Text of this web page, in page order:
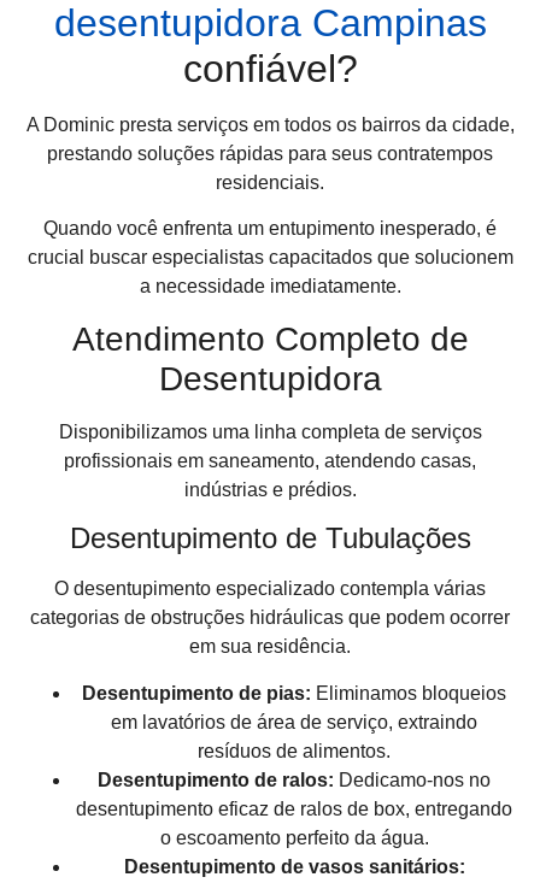
desentupidora Campinas
confiável?
A Dominic presta serviços em todos os bairros da cidade,
prestando soluções rápidas para seus contratempos
residenciais.
Quando você enfrenta um entupimento inesperado, é
crucial buscar especialistas capacitados que solucionem
a necessidade imediatamente.
Atendimento Completo de
Desentupidora
Disponibilizamos uma linha completa de serviços
profissionais em saneamento, atendendo casas,
indústrias e prédios.
Desentupimento de Tubulações
O desentupimento especializado contempla várias
categorias de obstruções hidráulicas que podem ocorrer
em sua residência.
Desentupimento de pias: Eliminamos bloqueios
em lavatórios de área de serviço, extraindo
resíduos de alimentos.
Desentupimento de ralos: Dedicamo-nos no
desentupimento eficaz de ralos de box, entregando
o escoamento perfeito da água.
Desentupimento de vasos sanitários: